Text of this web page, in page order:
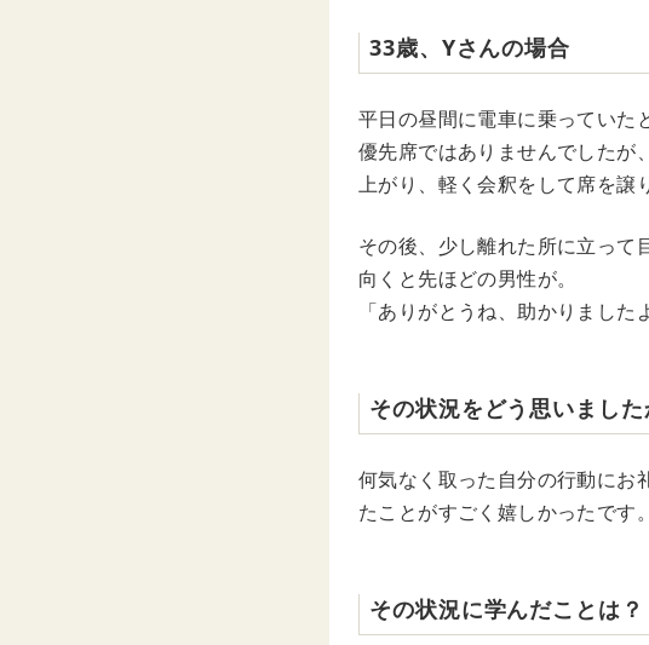
33歳、Yさんの場合
平日の昼間に電車に乗っていた
優先席ではありませんでしたが
上がり、軽く会釈をして席を譲
その後、少し離れた所に立って
向くと先ほどの男性が。
「ありがとうね、助かりました
その状況をどう思いました
何気なく取った自分の行動にお
たことがすごく嬉しかったです。
その状況に学んだことは？